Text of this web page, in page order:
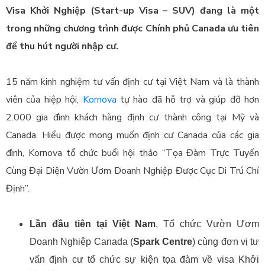
Visa Khởi Nghiệp (Start-up Visa – SUV) đang là một
trong những chương trình được Chính phủ Canada ưu tiên
để thu hút người nhập cư.
15 năm kinh nghiệm tư vấn định cư tại Việt Nam và là thành
viên của hiệp hội, Kornova tự hào đã hỗ trợ và giúp đỡ hơn
2.000 gia đình khách hàng định cư thành công tại Mỹ và
Canada. Hiểu được mong muốn định cư Canada của các gia
đình, Kornova tổ chức buổi hội thảo “Tọa Đàm Trực Tuyến
Cùng Đại Diện Vườn Ươm Doanh Nghiệp Được Cục Di Trú Chỉ
Định”.
Lần đầu tiên tại Việt Nam, Tổ chức Vườn Ươm
Doanh Nghiệp Canada (Spark Centre) cùng đơn vị tư
vấn định cư tổ chức sự kiện tọa đàm về visa Khởi